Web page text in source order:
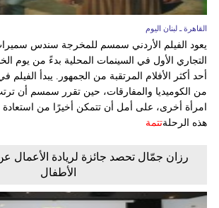
القاهرة ـ لبنان اليوم
يعود الفيلم الأردني سمسم للمخرجة سندس
أحد أكثر الأفلام المرتقبة من الجمهور. يبدأ الفيلم
من الكوميديا والمفارقات، حين تقرر سمسم أن
امرأة أخرى، على أمل أن تتمكن أخيرًا من استعادة
هذه الرحلةتتمة
رزان جمّال تحصد جائزة لريادة
الأطفال